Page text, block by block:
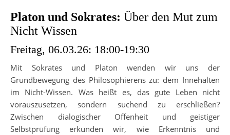
Platon und Sokrates: Über den Mut zum
Nicht Wissen
Freitag, 06.03.26: 18:00-19:30
Mit Sokrates und Platon wenden wir uns der
Grundbewegung des Philosophierens zu: dem Innehalten
im Nicht-Wissen. Was heißt es, das gute Leben nicht
vorauszusetzen, sondern suchend zu erschließen?
Zwischen dialogischer Offenheit und geistiger
Selbstprüfung erkunden wir, wie Erkenntnis und